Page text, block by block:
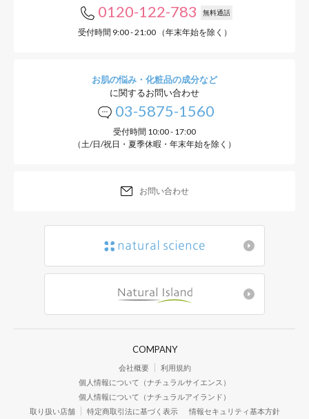
0120-122-783 無料通話
受付時間 9:00 - 21:00 （年末年始を除く）
お肌の悩み・化粧品の成分など
に関するお問い合わせ
03-5875-1560
受付時間 10:00 - 17:00
（土/日/祝日・夏季休暇・年末年始を除く）
お問い合わせ
COMPANY
会社概要
利用規約
個人情報について（ナチュラルサイエンス）
個人情報について（ナチュラルアイランド）
取り扱い店舗
特定商取引法に基づく表示 情報セキュリティ基本方針